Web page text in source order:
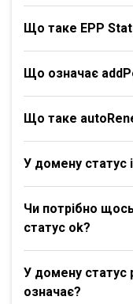
Що таке EPP
Що означає
Що таке
У домену статус
Чи потрібно
статус ok?
У домену
означає?